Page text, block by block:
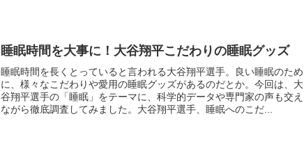
睡眠時間を大事に！大谷翔平こだわりの睡眠グッズ
睡眠時間を長くとっていると言われる大谷翔平選手。良い睡眠のため
に、様々なこだわりや愛用の睡眠グッズがあるのだとか。今回は、大
谷翔平選手の「睡眠」をテーマに、科学的データや専門家の声も交え
ながら徹底調査してみました。大谷翔平選手、睡眠へのこだ...